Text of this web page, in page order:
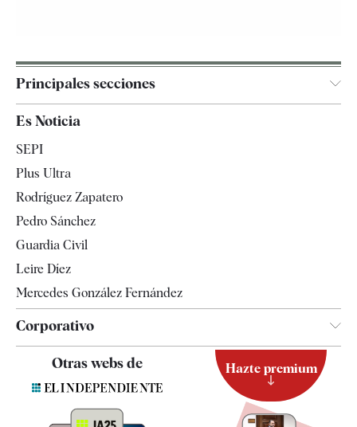
Principales secciones
España
Televisión
Es Noticia
SEPI
Plus Ultra
Rodríguez Zapatero
Pedro Sánchez
Guardia Civil
Leire Díez
Mercedes González Fernández
Corporativo
Contacto
Otras webs de Hazte premium